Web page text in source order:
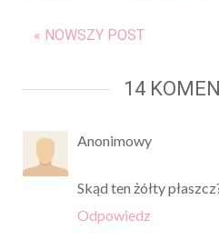
« NOWSZY POST
14
Anonimowy
Skąd ten żółty
Odpowiedz